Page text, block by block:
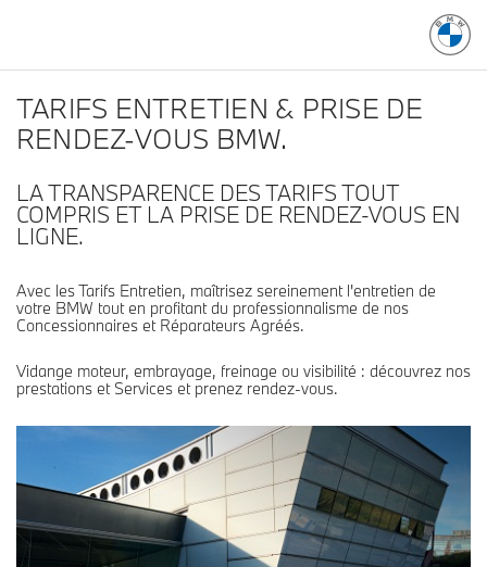
TARIFS ENTRETIEN & PRISE DE
RENDEZ-VOUS BMW.
LA TRANSPARENCE DES TARIFS TOUT
COMPRIS ET LA PRISE DE RENDEZ-VOUS EN
LIGNE.
Avec les Tarifs Entretien, maîtrisez sereinement l'entretien de
votre BMW tout en profitant du professionnalisme de nos
Concessionnaires et Réparateurs Agréés.
Vidange moteur, embrayage, freinage ou visibilité : découvrez nos
prestations et Services et prenez rendez-vous.